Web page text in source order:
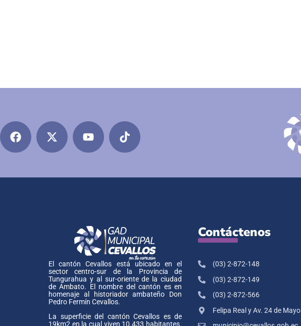
El cantón Cevallos está ubicado en el
sector centro-sur de la Provincia de
Tungurahua y al sur-oriente de la ciudad
de Ambato. El nombre del cantón es en
homenaje al historiador ambateño Don
Pedro Fermín Cevallos.
La superficie del cantón Cevallos es de
Contáctenos
(03) 2-872-148
(03) 2-872-149
(03) 2-872-566
Felipa Real y Av. 24 de Mayo